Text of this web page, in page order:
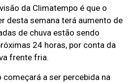
da Climatempo é que o
desta semana terá aumento de
de chuva estão sendo
24 horas, por conta da
frente fria.
a ser percebida na